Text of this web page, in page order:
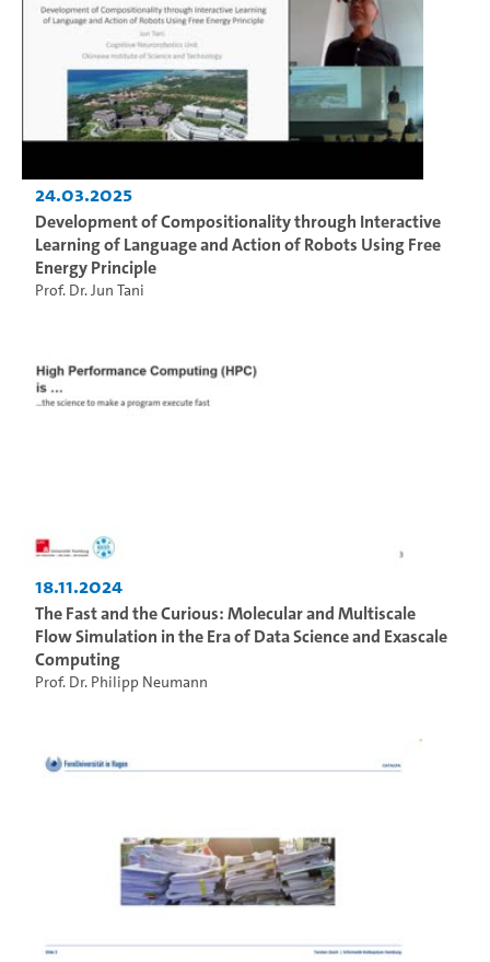
24.03.2025
Development of Compositionality through Interactive
Learning of Language and Action of Robots Using Free
Energy Principle
Prof. Dr. Jun Tani
18.11.2024
The Fast and the Curious: Molecular and Multiscale
Flow Simulation in the Era of Data Science and Exascale
Computing
Prof. Dr. Philipp Neumann